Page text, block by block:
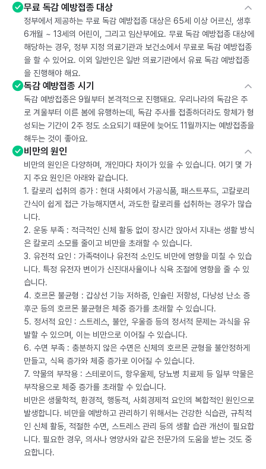
무료 독감 예방접종 대상
정부에서 제공하는 무료 독감 예방접종 대상은 65세 이상 어르신, 생후
6개월 ~ 13세의 어린이, 그리고 임산부에요. 무료 독감 예방접종 대상에
해당하는 경우, 정부 지정 의료기관과 보건소에서 무료로 독감 예방접종
을 할 수 있어요. 이외 일반인은 일반 의료기관에서 유료 독감 예방접종
을 진행해야 해요.
독감 예방접종 시기
독감 예방접종은 9월부터 본격적으로 진행돼요. 우리나라의 독감은 주
로 겨울부터 이른 봄에 유행하는데, 독감 주사를 접종하더라도 항체가 형
성되는 기간이 2주 정도 소요되기 때문에 늦어도 11월까지는 예방접종을
해두는 것이 좋아요.
비만의 원인
비만의 원인은 다양하며, 개인마다 차이가 있을 수 있습니다. 여기 몇 가
지 주요 원인은 아래와 같습니다.
1. 칼로리 섭취의 증가 : 현대 사회에서 가공식품, 패스트푸드, 고칼로리
간식이 쉽게 접근 가능해지면서, 과도한 칼로리를 섭취하는 경우가 많습
니다.
2. 운동 부족 : 적극적인 신체 활동 없이 장시간 앉아서 지내는 생활 방식
은 칼로리 소모를 줄이고 비만을 초래할 수 있습니다.
3. 유전적 요인 : 가족력이나 유전적 소인도 비만에 영향을 미칠 수 있습
니다. 특정 유전자 변이가 신진대사율이나 식욕 조절에 영향을 줄 수 있
습니다.
4. 호르몬 불균형 : 갑상선 기능 저하증, 인슐린 저항성, 다낭성 난소 증
후군 등의 호르몬 불균형은 체중 증가를 초래할 수 있습니다.
5. 정서적 요인 : 스트레스, 불안, 우울증 등의 정서적 문제는 과식을 유
발할 수 있으며, 이는 비만으로 이어질 수 있습니다.
6. 수면 부족 : 충분하지 않은 수면은 신체의 호르몬 균형을 불안정하게
만들고, 식욕 증가와 체중 증가로 이어질 수 있습니다.
7. 약물의 부작용 : 스테로이드, 항우울제, 당뇨병 치료제 등 일부 약물은
부작용으로 체중 증가를 초래할 수 있습니다.
비만은 생물학적, 환경적, 행동적, 사회경제적 요인의 복합적인 원인으로
발생합니다. 비만을 예방하고 관리하기 위해서는 건강한 식습관, 규칙적
인 신체 활동, 적절한 수면, 스트레스 관리 등의 생활 습관 개선이 필요합
니다. 필요한 경우, 의사나 영양사와 같은 전문가의 도움을 받는 것도 중
요합니다.